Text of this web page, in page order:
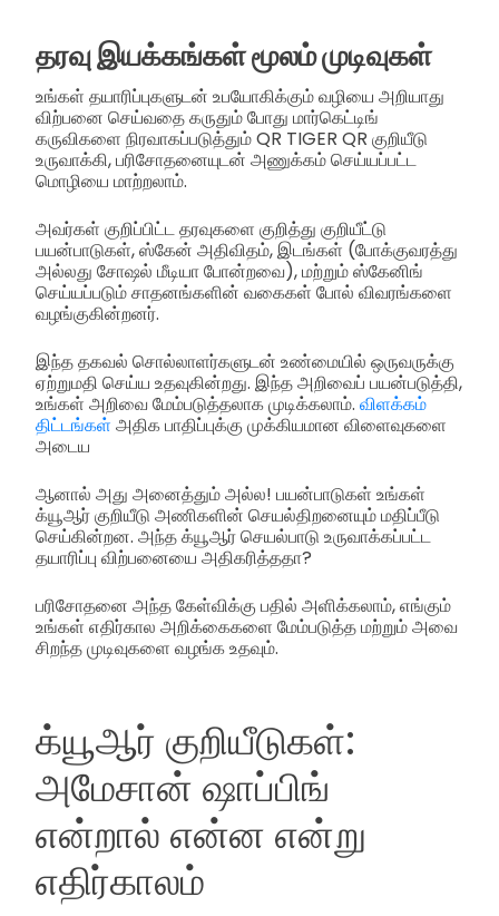
தரவு இயக்கங்கள் மூலம் முடிவுகள்
உங்கள் தயாரிப்புகளுடன் உபயோகிக்கும் வழியை அறியாது
விற்பனை செய்வதை கருதும் போது மார்கெட்டிங்
கருவிகளை நிரவாகப்படுத்தும் QR TIGER QR குறியீடு
உருவாக்கி, பரிசோதனையுடன் அணுக்கம் செய்யப்பட்ட
மொழியை மாற்றலாம்.
அவர்கள் குறிப்பிட்ட தரவுகளை குறித்து குறியீட்டு
பயன்பாடுகள், ஸ்கேன் அதிவிதம், இடங்கள் (போக்குவரத்து
அல்லது சோஷல் மீடியா போன்றவை), மற்றும் ஸ்கேனிங்
செய்யப்படும் சாதனங்களின் வகைகள் போல் விவரங்களை
வழங்குகின்றனர்.
இந்த தகவல் சொல்லாளர்களுடன் உண்மையில் ஒருவருக்கு
ஏற்றுமதி செய்ய உதவுகின்றது. இந்த அறிவைப் பயன்படுத்தி,
உங்கள் அறிவை மேம்படுத்தலாக முடிக்கலாம். விளக்கம்
திட்டங்கள் அதிக பாதிப்புக்கு முக்கியமான விளைவுகளை
அடைய
ஆனால் அது அனைத்தும் அல்ல! பயன்பாடுகள் உங்கள்
க்யூஆர் குறியீடு அணிகளின் செயல்திறனையும் மதிப்பீடு
செய்கின்றன. அந்த க்யூஆர் செயல்பாடு உருவாக்கப்பட்ட
தயாரிப்பு விற்பனையை அதிகரித்ததா?
பரிசோதனை அந்த கேள்விக்கு பதில் அளிக்கலாம், எங்கும்
உங்கள் எதிர்கால அறிக்கைகளை மேம்படுத்த மற்றும் அவை
சிறந்த முடிவுகளை வழங்க உதவும்.
க்யூஆர் குறியீடுகள்:
அமேசான் ஷாப்பிங்
என்றால் என்ன என்று
எதிர்காலம்